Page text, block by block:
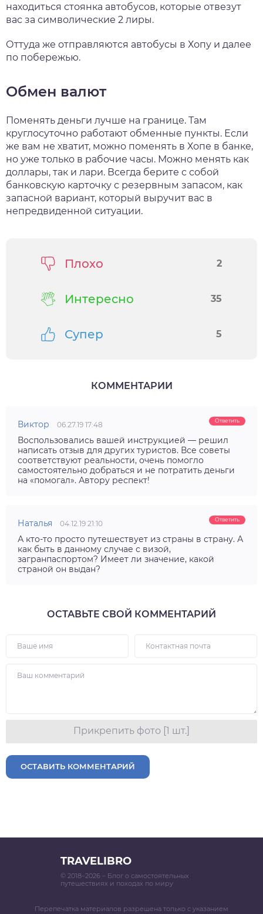
находиться стоянка автобусов, которые отвезут
вас за символические 2 лиры.
Оттуда же отправляются автобусы в Хопу и далее
по побережью.
Обмен валют
Поменять деньги лучше на границе. Там
круглосуточно работают обменные пункты. Если
же вам не хватит, можно поменять в Хопе в банке,
но уже только в рабочие часы. Можно менять как
доллары, так и лари. Всегда берите с собой
банковскую карточку с резервным запасом, как
запасной вариант, который выручит вас в
непредвиденной ситуации.
Плохо 2
Интересно 35
Супер 5
КОММЕНТАРИИ
Виктор 06.27.19 17:48 Ответить
Воспользовались вашей инструкцией — решил
написать отзыв для других туристов. Все советы
соответствуют реальности, очень помогло
самостоятельно добраться и не потратить деньги
на «помогал». Автору респект!
Наталья 04.12.19 21:10 Ответить
А кто-то просто путешествует из страны в страну. А
как быть в данному случае с визой,
загранпаспортом? Имеет ли значение, какой
страной он выдан?
ОСТАВЬТЕ СВОЙ КОММЕНТАРИЙ
Прикрепить фото [1 шт.]
ОСТАВИТЬ КОММЕНТАРИЙ
TRAVELIBRO
© 2018–2026 – Блог о самостоятельных
путешествиях и походах по миру
Перепечатка материалов разрешена только с указанием